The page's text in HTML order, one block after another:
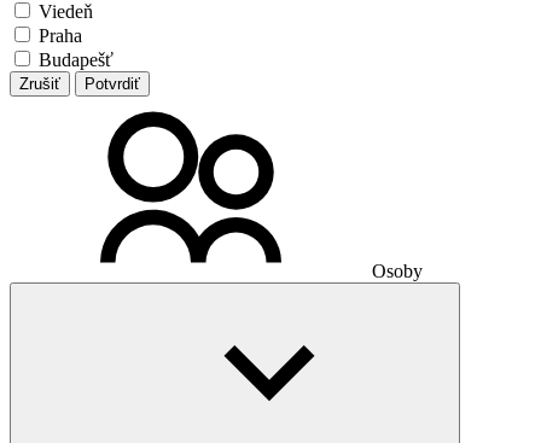
Viedeň
Praha
Budapešť
Zrušiť Potvrdiť
Osoby